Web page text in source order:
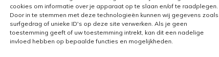
cookies om informatie over je apparaat op te slaan en/of te raadplegen.
Door in te stemmen met deze technologieën kunnen wij gegevens zoals
surfgedrag of unieke ID's op deze site verwerken. Als je geen
toestemming geeft of uw toestemming intrekt, kan dit een nadelige
invloed hebben op bepaalde functies en mogelijkheden.
Retourbeleid
BE 0682.845.059